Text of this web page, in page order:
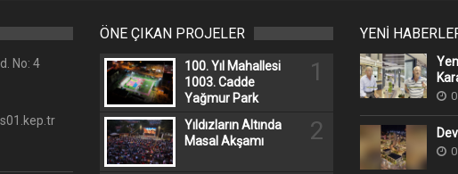
No: 4
ÖNE ÇIKAN PROJELER
100. Yıl Mahallesi
1003. Cadde
Yağmur Park
1
Yıldızların Altında
Masal Akşamı
2
YENİ